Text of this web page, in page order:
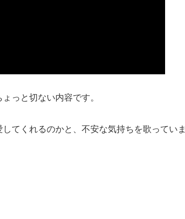
っと切ない内容です。
てくれるのかと、不安な気持ちを歌っていま